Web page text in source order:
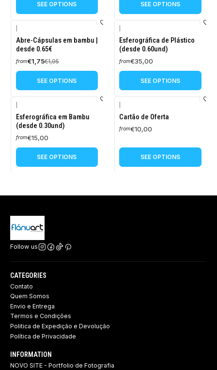
SEE OPTIONS SEE OPTIONS
-10%
OFF
Abre-Cápsulas em bambu |
desde 0.65€
from€1,75€1,95
SEE OPTIONS
Esferográfica de Plástico
(desde 0.60und)
from€35,00
SEE OPTIONS
Esferográfica em Bambu
(desde 0.30und)
from€15,00
SEE OPTIONS
Cartão de Oferta
from€10,00
SEE OPTIONS
Follow us
CATEGORIES
Contato
Quem Somos
Envio e Entrega
Termos e Condições
Politica de Expedição e Devolução ​
Política de Privacidade
INFORMATION
NOVO SITE - Portfolio de Fotografia